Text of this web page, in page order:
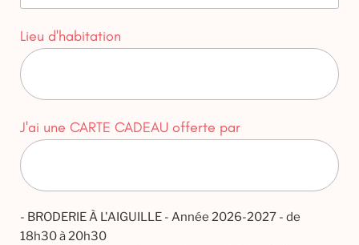
Lieu d'habitation
J'ai une CARTE CADEAU offerte par
- BRODERIE À L'AIGUILLE - Année 2026-2027 - de
18h30 à 20h30